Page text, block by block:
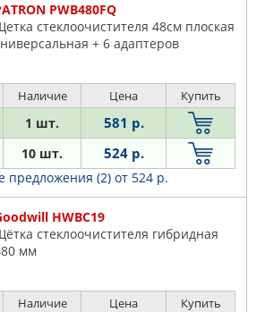
PWB480FQ
стеклоочистителя 48см плоская
+ 6 адаптеров
Наличие Цена Купить
1 шт. 581 р.
10 шт. 524 р.
предложения (2) от 524 р.
HWBC19
стеклоочистителя гибридная
мм
Наличие Цена Купить